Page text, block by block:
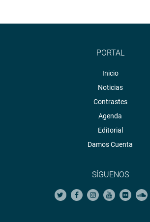
PORTAL
Inicio
Noticias
Contrastes
Agenda
Editorial
Damos Cuenta
SÍGUENOS